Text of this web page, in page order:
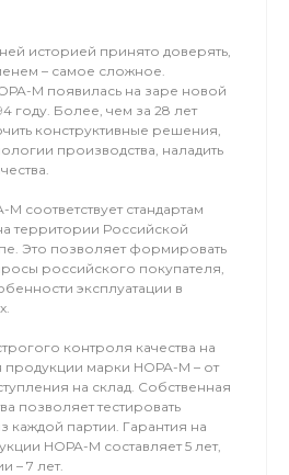
историей принято доверять,
– самое сложное.
М появилась на заре новой
году. Более, чем за 28 лет
конструктивные решения,
производства, наладить
соответствует стандартам
территории Российской
Это позволяет формировать
российского покупателя,
эксплуатации в
контроля качества на
продукции марки НОРА-М – от
на склад. Собственная
позволяет тестировать
каждой партии. Гарантия на
НОРА-М составляет 5 лет,
– 7 лет.